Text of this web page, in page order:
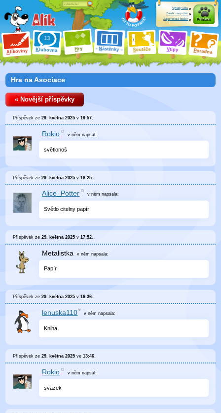
Alíkoviny Klubovna Hry Nástěnky Soutěže Vtipy Poradna
Výhody účtu
Založit nový účet
Zapomenuté heslo?
Přihlásit
Hra na Asociace
« Novější příspěvky
Příspěvek ze29. května 2025 v19:57.
Rokio v němnapsal:
světlonoš
Příspěvek ze29. května 2025 v18:25
Alice_Potter v němnapsala:
Světlo citelny papír
Příspěvek ze29. května 2025 v17:52
Metalistka v něm napsala:
Papír
Příspěvek ze29. května 2025 v16:36.
lenuska110 v něm napsala:
Kniha
Příspěvek ze29. května 2025 ve13:46.
Rokio v němnapsal:
svazek